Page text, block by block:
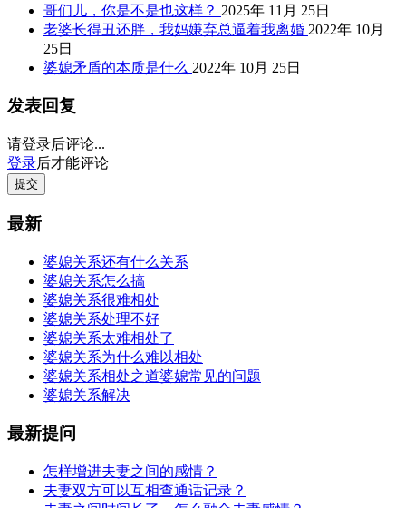
哥们儿，你是不是也这样？ 2025年 11月 25日
老婆长得丑还胖，我妈嫌弃总逼着我离婚 2022年 10月
25日
婆媳矛盾的本质是什么 2022年 10月 25日
发表回复
请登录后评论...
登录后才能评论
提交
最新
婆媳关系还有什么关系
婆媳关系怎么搞
婆媳关系很难相处
婆媳关系处理不好
婆媳关系太难相处了
婆媳关系为什么难以相处
婆媳关系相处之道婆媳常见的问题
婆媳关系解决
最新提问
怎样增进夫妻之间的感情？
夫妻双方可以互相查通话记录？